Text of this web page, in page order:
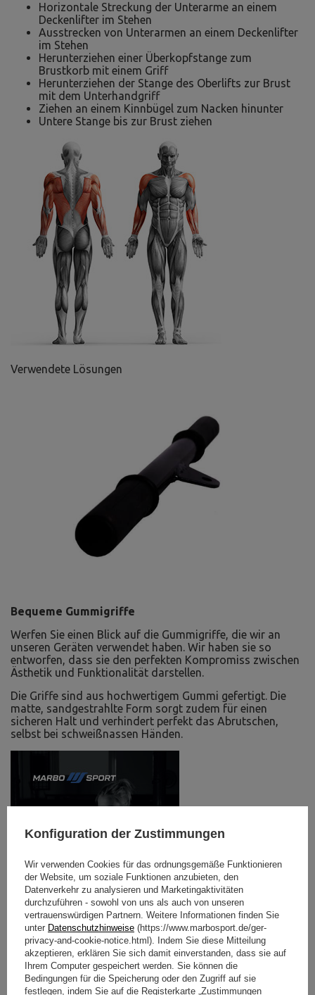
Horizontale Streckung der Unterarme an einem
Deckenlifter im Stehen
Ausstrecken von Unterarmen an einem Deckenlifter
im Stehen
Herunterziehen einer Überkopfstange zum
Brustkorb mit einem Griff
Herunterziehen der Stange des Oberlifts zur Brust
mit dem Unterhandgriff
Ziehen an einem Kinnbügel zum Nacken hinunter
Untere Stange bis zur Brust ziehen
Verwendete Lösungen
Bequeme Gummigriffe
Werfen Sie einen Blick auf die Gummigriffe, die wir an
unseren Geräten verwendet haben. Wir haben sie so
entworfen, dass sie den perfekten Kompromiss zwischen
Ästhetik und Funktionalität darstellen.
Die Griffe sind aus hochwertigem Gummi gefertigt. Die
matte, sandgestrahlte Form sorgt zudem für einen
sicheren Halt und verhindert perfekt das Abrutschen,
selbst bei schweißnassen Händen.
Konfiguration der Zustimmungen
Wir verwenden Cookies für das ordnungsgemäße Funktionieren
der Website, um soziale Funktionen anzubieten, den
Datenverkehr zu analysieren und Marketingaktivitäten
durchzuführen - sowohl von uns als auch von unseren
vertrauenswürdigen Partnern. Weitere Informationen finden Sie
unter Datenschutzhinweise (https://www.marbosport.de/ger-
privacy-and-cookie-notice.html). Indem Sie diese Mitteilung
akzeptieren, erklären Sie sich damit einverstanden, dass sie auf
Ihrem Computer gespeichert werden. Sie können die
Bedingungen für die Speicherung oder den Zugriff auf sie
festlegen, indem Sie auf die Registerkarte „Zustimmungen